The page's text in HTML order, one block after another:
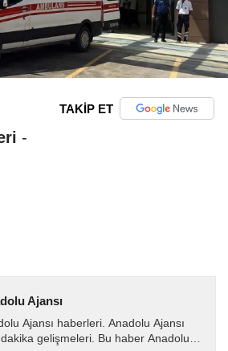
TAKİP ET
-
Ajansı
Ajansı haberleri. Anadolu Ajansı
gelişmeleri. Bu haber Anadolu